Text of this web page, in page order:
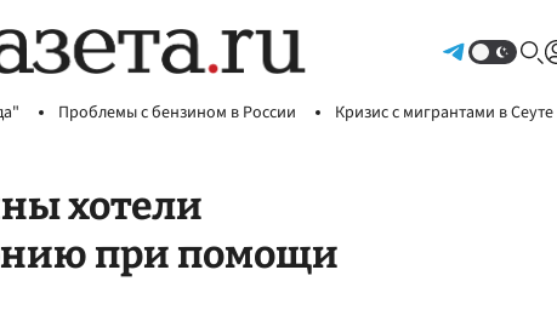
Проблемы с бензином в России Кризис с мигрантами в Сеуте
хотели
при помощи